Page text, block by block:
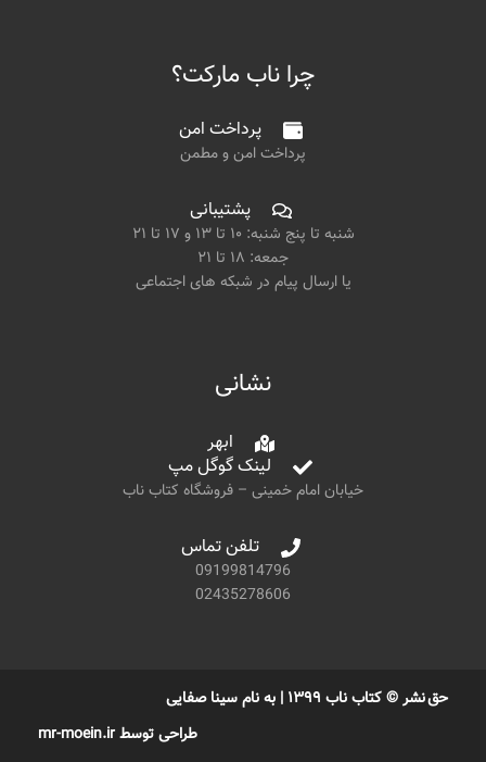
چرا ناب مارکت؟
پرداخت امن
پرداخت امن و مطمن
پشتیبانی
شنبه تا پنج شنبه: ۱۰ تا ۱۳ و ۱۷ تا ۲۱
جمعه: ۱۸ تا ۲۱
یا ارسال پیام در شبکه های اجتماعی
نشانی
ابهر
لینک گوگل مپ
خیابان امام خمینی – فروشگاه کتاب ناب
تلفن تماس
09199814796
02435278606
حق نشر © کتاب ناب ۱۳۹۹ | به نام سینا صفایی
طراحی توسط mr-moein.ir